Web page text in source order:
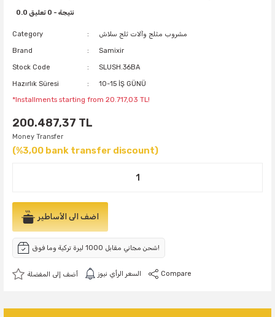
0.0 نتيجة - 0 تعليق
Category مشروب مثلج وآلات ثلج سلاش
Brand Samixir
Stock Code SLUSH.36BA
Hazırlık Süresi 10-15 İŞ GÜNÜ
*Installments starting from 20.717,03 TL!
200.487,37 TL
Money Transfer
(%3,00 bank transfer discount)
اضف الى الأساطير
شحن مجاني مقابل 1000 ليرة تركية وما فوق!
السعر الرأي نيوز Compare